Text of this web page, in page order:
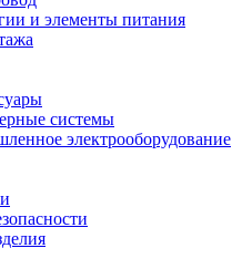
и элементы питания
системы
электрооборудование